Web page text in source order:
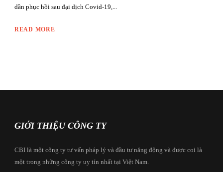
dần phục hồi sau đại dịch Covid-19,...
READ MORE
GIỚI THIỆU CÔNG TY
CBI là một công ty tư vấn pháp lý và đầu tư năng động và được coi là
một trong những công ty uy tín nhất tại Việt Nam.